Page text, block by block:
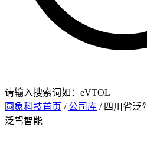
请输入搜索词如：eVTOL
圆象科技首页 / 公司库 / 四川省泛
泛驾智能